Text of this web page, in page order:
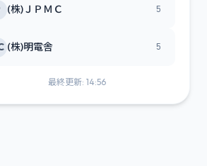
(株)ＪＰＭＣ 5
(株)明電舎 5
最終更新: 14:56